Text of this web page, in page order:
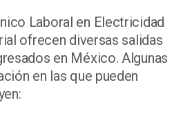
Laboral en Electricidad
ofrecen diversas salidas
en México. Algunas
en las que pueden